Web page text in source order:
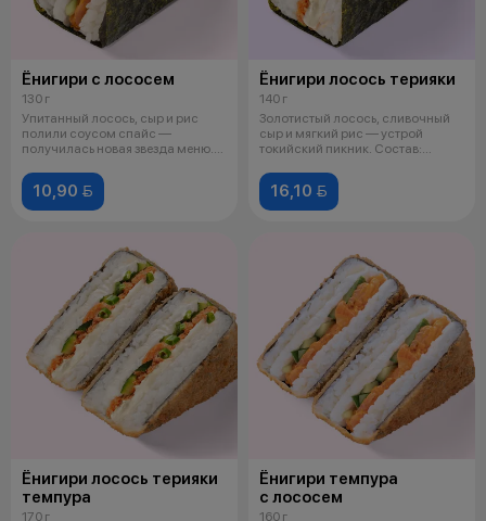
Ёнигири с лососем
130 г
Упитанный лосось, сыр и рис
полили соусом спайс —
получилась новая звезда меню.
10,90 
Ёнигири лосось терияки
140 г
Золотистый лосось, сливочный
сыр и мягкий рис — устрой
токийский пикник. Состав:
16,10 
Ёнигири лосось терияки
темпура
170 г
Ёнигири темпура
с лососем
160 г